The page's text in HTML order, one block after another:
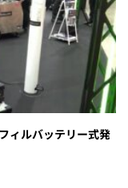
ィルバッテリー式発